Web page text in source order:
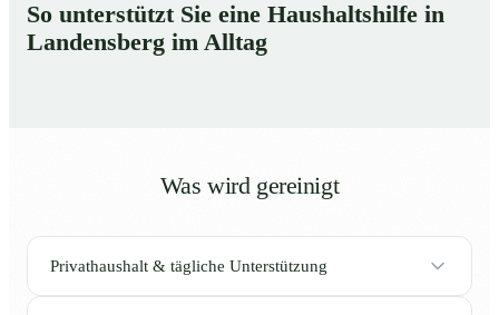
So unterstützt Sie eine Haushaltshilfe in
Landensberg im Alltag
Was wird gereinigt
Privathaushalt & tägliche Unterstützung